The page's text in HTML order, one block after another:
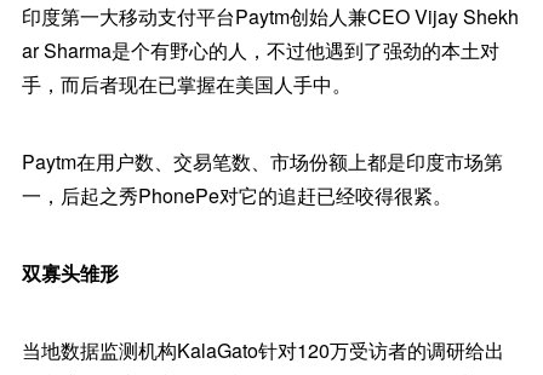
印度第一大移动支付平台Paytm创始人兼CEO Vijay Shekh
ar Sharma是个有野心的人，不过他遇到了强劲的本土对
手，而后者现在已掌握在美国人手中。
Paytm在用户数、交易笔数、市场份额上都是印度市场第
一，后起之秀PhonePe对它的追赶已经咬得很紧。
双寡头雏形
当地数据监测机构KalaGato针对120万受访者的调研给出